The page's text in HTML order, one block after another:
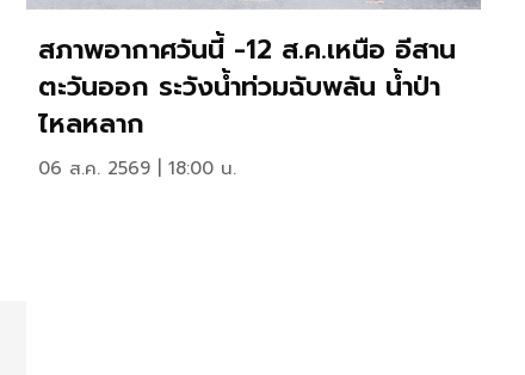
สภาพอากาศวันนี้ -12 ส.ค.เหนือ อีสาน
ตะวันออก ระวังน้ำท่วมฉับพลัน น้ำป่า
ไหลหลาก
06 ส.ค. 2569 | 18:00 น.